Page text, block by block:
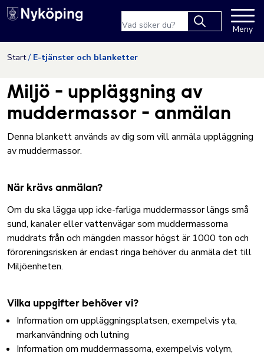
Hoppa till innehåll
Nyköpings kommuns
results.
Meny
Start E-tjänster och blanketter
Miljö - uppläggning av
muddermassor - anmälan
Denna blankett används av dig som vill anmäla uppläggning
av muddermassor.
När krävs anmälan?
Om du ska lägga upp icke-farliga muddermassor längs små
sund, kanaler eller vattenvägar som muddermassorna
muddrats från och mängden massor högst är 1000 ton och
föroreningsrisken är endast ringa behöver du anmäla det till
Miljöenheten.
Vilka uppgifter behöver vi?
Information om uppläggningsplatsen, exempelvis yta,
markanvändning och lutning
Information om muddermassorna, exempelvis volym,